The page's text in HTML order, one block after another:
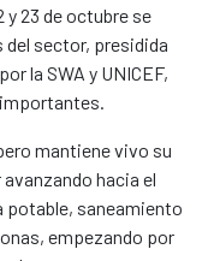
23 de octubre se
del sector, presidida
la SWA y UNICEF,
mantiene vivo su
hacia el
potable, saneamiento
empezando por